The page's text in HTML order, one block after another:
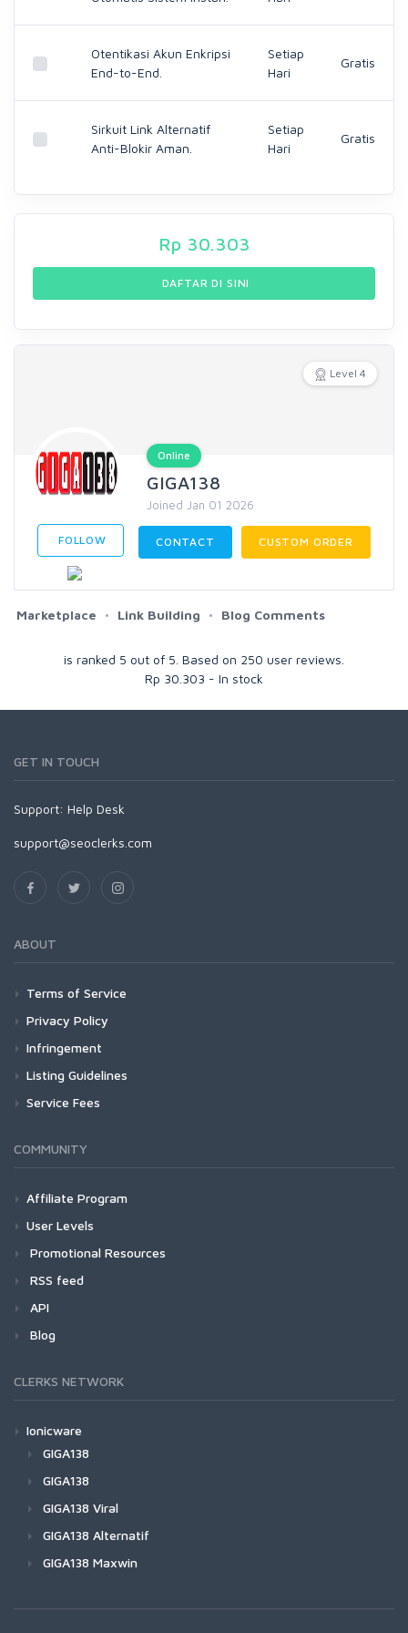
Otentikasi Akun Enkripsi
End-to-End.
Setiap
Hari
Gratis
Sirkuit Link Alternatif
Anti-Blokir Aman.
Setiap
Hari
Gratis
Rp 30.303
DAFTAR DI SINI
Level 4
Online
GIGA138
Joined Jan 01 2026
FOLLOW CONTACT CUSTOM ORDER
Marketplace Link Building Blog Comments
is ranked 5 out of 5 . Based on 250 user reviews.
Rp 30.303 - In stock
GET IN TOUCH
Support: Help Desk
support@seoclerks.com
ABOUT
Terms of Service
Privacy Policy
Infringement
Listing Guidelines
Service Fees
COMMUNITY
Affiliate Program
User Levels
Promotional Resources
RSS feed
API
Blog
CLERKS NETWORK
Ionicware
GIGA138
GIGA138
GIGA138 Viral
GIGA138 Alternatif
GIGA138 Maxwin